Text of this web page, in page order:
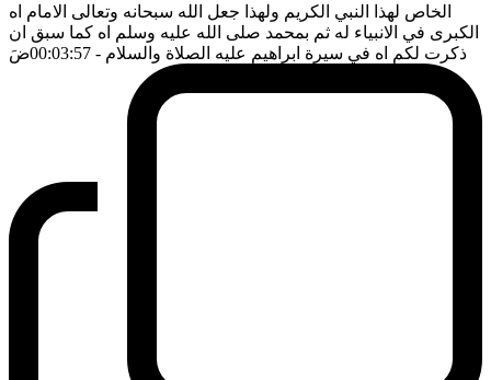
الخاص لهذا النبي الكريم ولهذا جعل الله سبحانه وتعالى الامام اه
الكبرى في الانبياء له ثم بمحمد صلى الله عليه وسلم اه كما سبق ان
ذكرت لكم اه في سيرة ابراهيم عليه الصلاة والسلام - 00:03:57 ضَ